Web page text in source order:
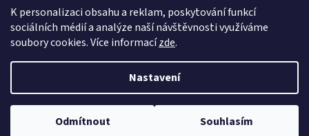
K personalizaci obsahu a reklam, poskytování funkcí
sociálních médií a analýze naší návštěvnosti využíváme
soubory cookies. Více informacízde.
Nastavení
Odmítnout Souhlasím
HLEDAT
Copyright 2026Vodní Království. Všechna práva vyhrazena.
Upravit nastavení cookies